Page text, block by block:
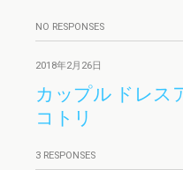
NO RESPONSES
2018年2月26日
カップル ドレス
コトリ
3 RESPONSES